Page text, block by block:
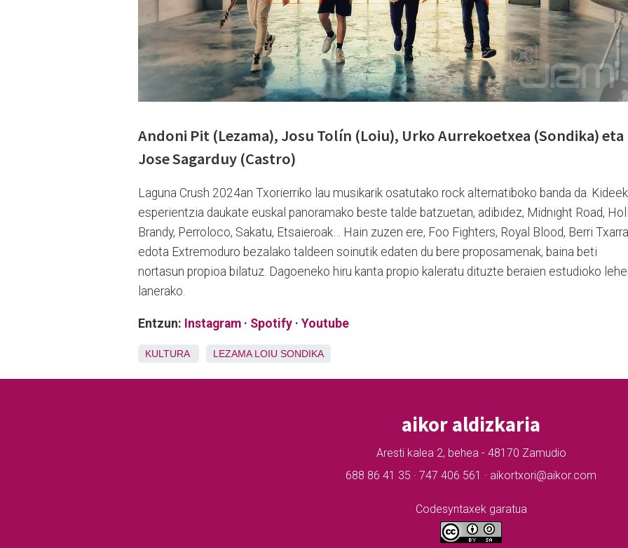
Andoni Pit (Lezama), Josu Tolín (Loiu), Urko Aurrekoetxea (Sondika) eta
Jose Sagarduy (Castro)
Laguna Crush 2024an Txorierriko lau musikarik osatutako rock alternatiboko banda da. Kideek
esperientzia daukate euskal panoramako beste talde batzuetan, adibidez, Midnight Road,
Brandy, Perroloco, Sakatu, Etsaieroak… Hain zuzen ere, Foo Fighters, Royal Blood, Berri
edota Extremoduro bezalako taldeen soinutik edaten du bere proposamenak, baina beti
nortasun propioa bilatuz. Dagoeneko hiru kanta propio kaleratu dituzte beraien estudioko
lanerako.
Entzun: Instagram · Spotify · Youtube
KULTURA LEZAMA LOIU SONDIKA
aikor aldizkaria
Aresti kalea 2, behea - 48170 Zamudio
688 86 41 35 · 747 406 561 · aikortxori@aikor.com
Codesyntaxek garatua